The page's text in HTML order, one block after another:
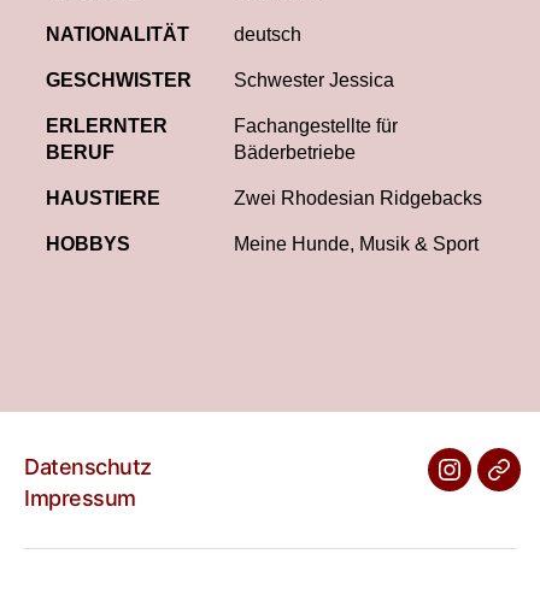
NATIONALITÄT deutsch
GESCHWISTER Schwester Jessica
ERLERNTER
BERUF
Fachangestellte für
Bäderbetriebe
HAUSTIERE Zwei Rhodesian Ridgebacks
HOBBYS Meine Hunde, Musik & Sport
Datenschutz
Impressum